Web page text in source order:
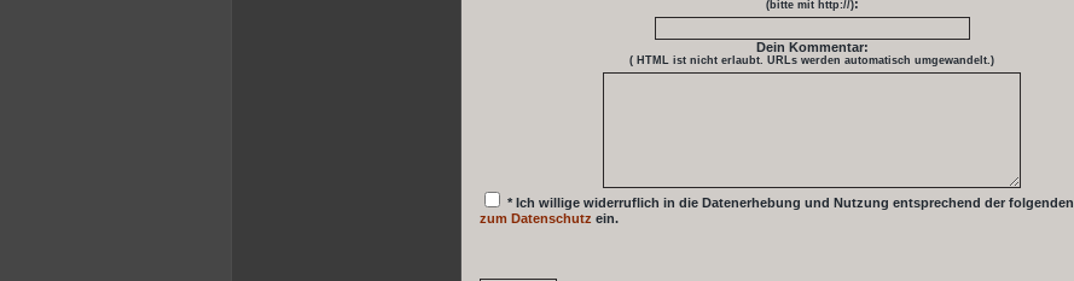
(bitte mit http://):
Dein Kommentar:
( HTML ist nicht erlaubt. URLs werden automatisch umgewandelt.)
* Ich willige widerruflich in die Datenerhebung und Nutzung entsprechend der folgenden
zum Datenschutz ein.